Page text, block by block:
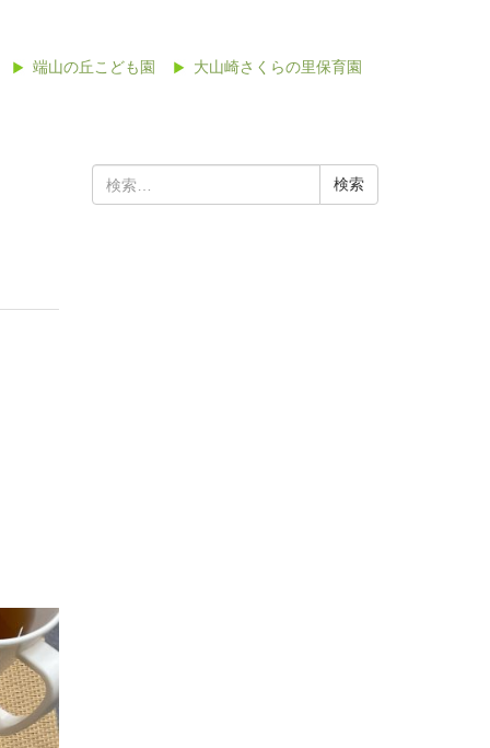
端山の丘こども園 大山崎さくらの里保育園
索: